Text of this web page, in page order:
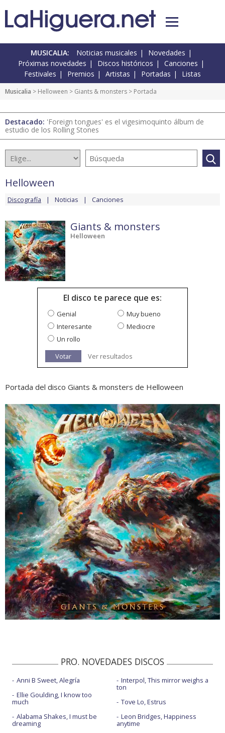
MUSICALIA: Noticias musicales
Novedades
Próximas novedades
Discos históricos
Canciones
Festivales
Premios Artistas Portadas Listas
Musicalia > Helloween > Giants & monsters > Portada
Destacado: 'Foreign tongues' es el vigesimoquinto álbum de
estudio de los Rolling Stones
Helloween
Discografía Noticias Canciones
Giants & monsters
Helloween
El disco te parece que es:
Genial
Muy bueno
Interesante
Mediocre
Un rollo
Votar
Ver resultados
Portada del disco Giants & monsters de Helloween
PRO. NOVEDADES DISCOS
Anni B Sweet, Alegría
Ellie Goulding, I know too
much
Alabama Shakes, I must be
dreaming
Interpol, This mirror weighs a
ton
Tove Lo, Estrus
Leon Bridges, Happiness
anytime